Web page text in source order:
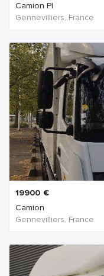
Camion Pl
Gennevilliers, France
19900 €
Camion
Gennevilliers, France